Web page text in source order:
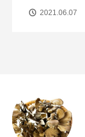
2021.06.07